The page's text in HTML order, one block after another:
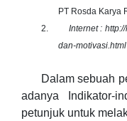
PT Rosda Karya
2.
Internet :
dan-motivasi.html
Dalam sebuah
adanya Indikator-
petunjuk untuk